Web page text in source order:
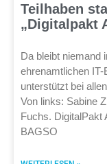
Teilhaben
„Digitalpakt
Da bleibt niemand
ehrenamtlichen
unterstützt bei
Von links: Sabine
Fuchs. DigitalPakt
BAGSO